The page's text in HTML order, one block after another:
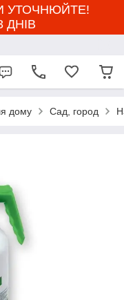
УТОЧНЮЙТЕ!
ДНІВ
дому Сад, город